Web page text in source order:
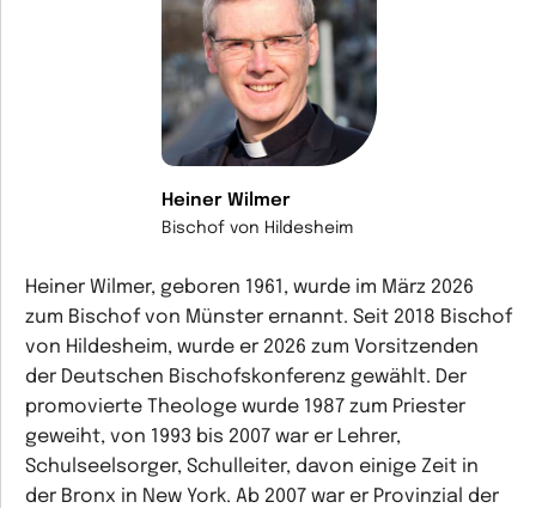
Heiner Wilmer
Bischof von Hildesheim
Heiner Wilmer, geboren 1961, wurde im März 2026
zum Bischof von Münster ernannt. Seit 2018 Bischof
von Hildesheim, wurde er 2026 zum Vorsitzenden
der Deutschen Bischofskonferenz gewählt. Der
promovierte Theologe wurde 1987 zum Priester
geweiht, von 1993 bis 2007 war er Lehrer,
Schulseelsorger, Schulleiter, davon einige Zeit in
der Bronx in New York. Ab 2007 war er Provinzial der